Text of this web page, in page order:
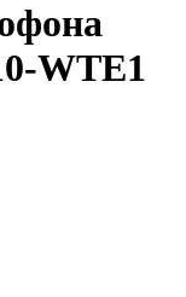
WTE1